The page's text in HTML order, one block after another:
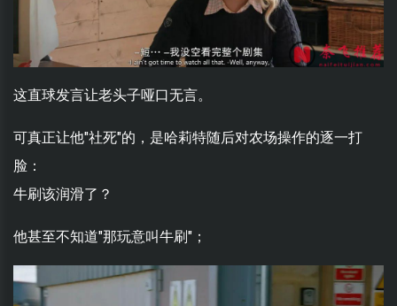
这直球发言让老头子哑口无言。
可真正让他"社死"的，是哈莉特随后对农场操作的逐一打
脸：
牛刷该润滑了？
他甚至不知道"那玩意叫牛刷"；